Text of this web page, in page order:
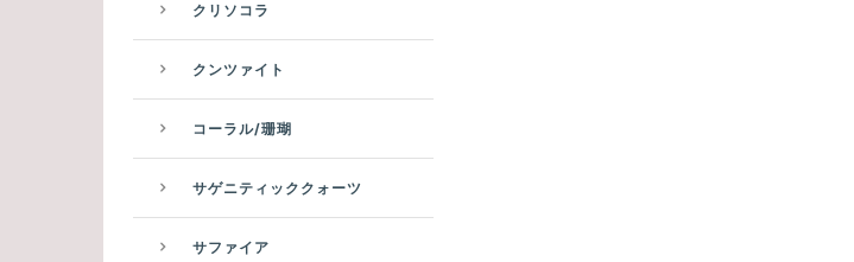
クリソコラ
クンツァイト
コーラル/珊瑚
サゲニティッククォーツ
サファイア